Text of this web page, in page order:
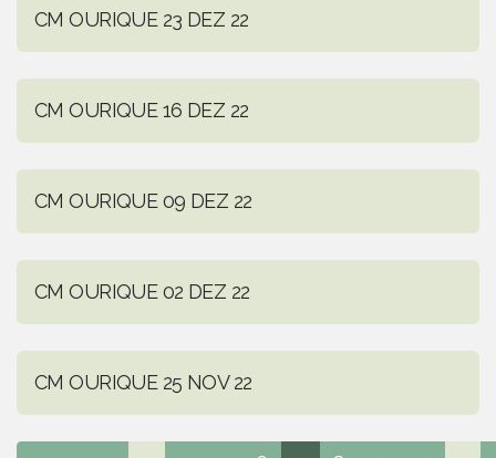
CM OURIQUE 23 DEZ 22
CM OURIQUE 16 DEZ 22
CM OURIQUE 09 DEZ 22
CM OURIQUE 02 DEZ 22
CM OURIQUE 25 NOV 22